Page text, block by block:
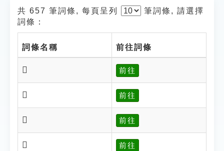
共 657 筆詞條, 每頁呈列 筆詞條, 請選擇
詞條：
詞條名稱 前往詞條
𨇃 前往
𨇄 前往
𨇅 前往
𨇅 前往